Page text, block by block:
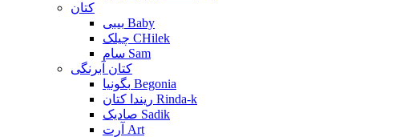
کتان
بیبی Baby
چیلک CHilek
سام Sam
کتان آبرنگی
بگونیا Begonia
ریندا کتان Rinda-k
صادیک Sadik
آرت Art